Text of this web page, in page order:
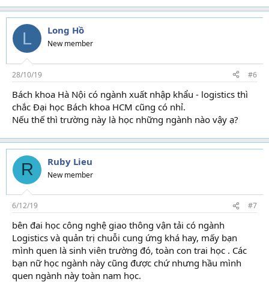
L Long Hồ
New member
28/10/19 #6
Bách khoa Hà Nội có ngành xuất nhập khẩu - logistics thì
chắc Đại học Bách khoa HCM cũng có nhỉ.
Nếu thế thì trường này là học những ngành nào vậy ạ?
R Ruby Lieu
New member
6/12/19 #7
bên đai học công nghệ giao thông vận tải có ngành
Logistics và quản trị chuỗi cung ứng khá hay, mấy bạn
mình quen là sinh viên trường đó, toàn con trai học . Các
bạn nữ học ngành này cũng được chứ nhưng hầu mình
quen ngành này toàn nam học.